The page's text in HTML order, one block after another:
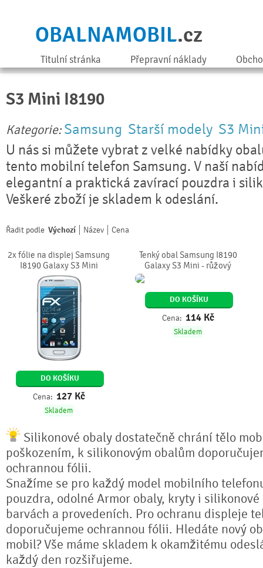
OBALNAMOBIL.cz
Titulní stránka Přepravní náklady
S3 Mini I8190
Kategorie: Samsung Starší modely S3
U nás si můžete vybrat z velké nabídky
tento mobilní telefon Samsung. V naší
elegantní a praktická zavírací pouzdra i
Veškeré zboží je skladem k odeslání.
Řadit podle Výchozí Název Cena
2x fólie na displej Samsung
I8190 Galaxy S3 Mini
DO KOŠÍKU
Cena: 127 Kč
Skladem
Tenký obal Samsung I8190
Galaxy S3 Mini - růžový
DO KOŠÍKU
Cena: 114 Kč
Skladem
Silikonové obaly dostatečně chrání tělo
poškozením, k silikonovým obalům
ochrannou fólii.
Snažíme se pro každý model mobilního
pouzdra, odolné Armor obaly, kryty i
barvách a provedeních. Pro ochranu displeje
doporučujeme ochrannou fólii. Hledáte nový
mobil? Vše máme skladem k okamžitému
každý den rozšiřujeme.